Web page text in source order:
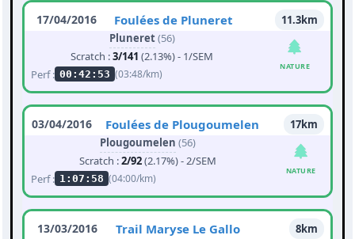
17/04/2016 Foulées de Pluneret
11.3km
Pluneret(56)
Scratch :3/141 (2.13%) - 1/SEM
Perf : 00:42:53 (03:48/km)
NATURE
03/04/2016 Foulées de Plougoumelen
17km
Plougoumelen (56)
Scratch :2/92(2.17%) - 2/SEM
Perf : 1:07:58 (04:00/km)
NATURE
13/03/2016 Trail Maryse Le Gallo
8km